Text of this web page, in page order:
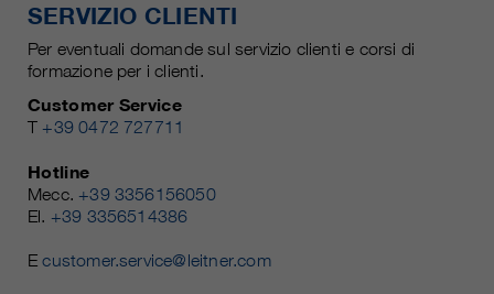
SERVIZIO CLIENTI
Per eventuali domande sul servizio clienti e corsi di
formazione per i clienti.
Customer Service
T +39 0472 727711
Hotline
Mecc. +39 3356156050
El. +39 3356514386
Ecustomer.service@leitner.com